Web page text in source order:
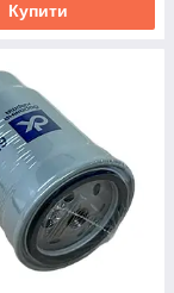
Купити